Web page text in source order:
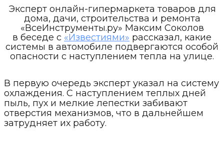
Эксперт онлайн-гипермаркета товаров для
дома, дачи, строительства и ремонта
«ВсеИнструменты.ру» Максим Соколов
в беседе с «Известиями» рассказал, какие
системы в автомобиле подвергаются особой
опасности с наступлением тепла на улице.
В первую очередь эксперт указал на систему
охлаждения. С наступлением теплых дней
пыль, пух и мелкие лепестки забивают
отверстия механизмов, что в дальнейшем
затрудняет их работу.